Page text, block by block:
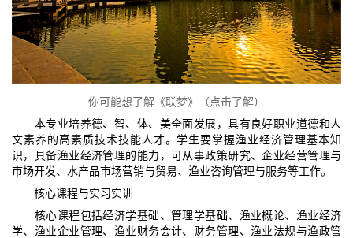
你可能想了解《联梦》（点击了解）
本专业培养德、智、体、美全面发展，具有良好职业道德和人
文素养的高素质技术技能人才。学生要掌握渔业经济管理基本知
识，具备渔业经济管理的能力，可从事政策研究、企业经营管理与
市场开发、水产品市场营销与贸易、渔业咨询管理与服务等工作。​
核心课程与实习实训​
核心课程包括经济学基础、管理学基础、渔业概论、渔业经济
学、渔业企业管理、渔业财务会计、财务管理、渔业法规与渔政管